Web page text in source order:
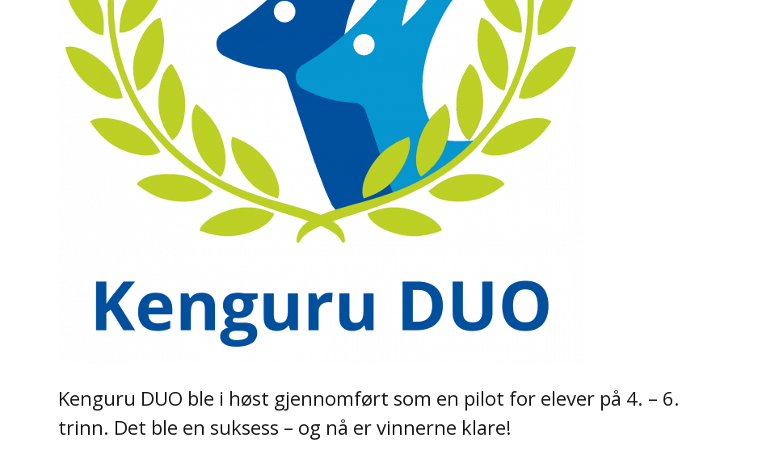
Kenguru DUO ble i høst gjennomført som en pilot for elever på 4. – 6.
trinn. Det ble en suksess – og nå er vinnerne klare!